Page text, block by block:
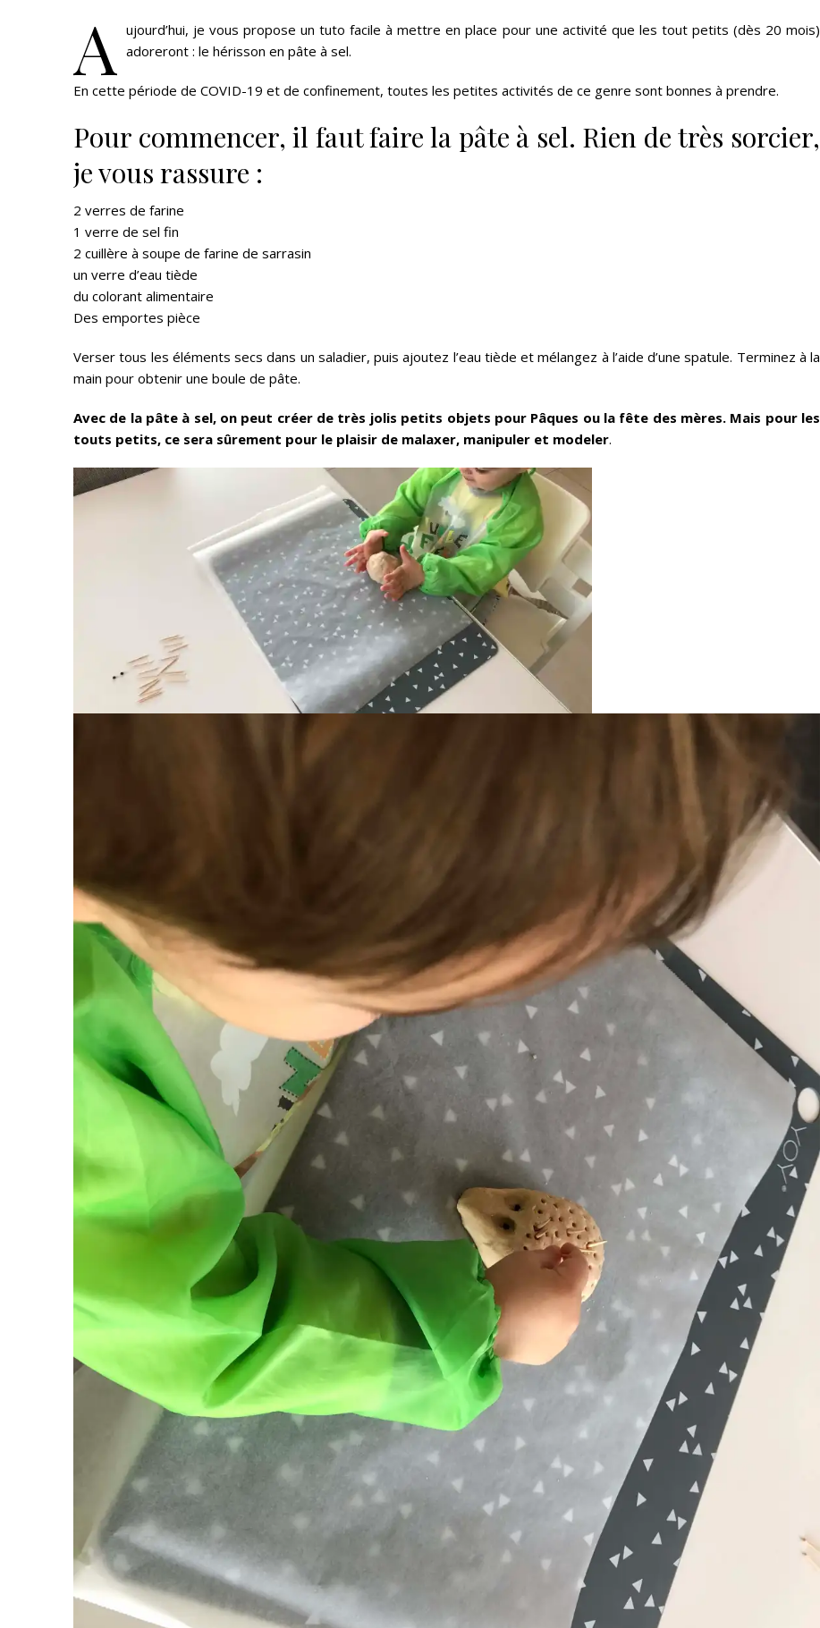
A ujourd’hui, je vous propose un tuto facile à mettre en place pour une activité que les tout petits (dès 20 mois)
adoreront : le hérisson en pâte à sel.
En cette période de COVID-19 et de confinement, toutes les petites activités de ce genre sont bonnes à prendre.
Pour commencer, il faut faire la pâte à sel. Rien de très sorcier,
je vous rassure :
2 verres de farine
1 verre de sel fin
2 cuillère à soupe de farine de sarrasin
un verre d’eau tiède
du colorant alimentaire
Des emportes pièce
Verser tous les éléments secs dans un saladier, puis ajoutez l’eau tiède et mélangez à l’aide d’une spatule. Terminez à la
main pour obtenir une boule de pâte.
Avec de la pâte à sel, on peut créer de très jolis petits objets pour Pâques ou la fête des mères. Mais pour les
touts petits, ce sera sûrement pour le plaisir de malaxer, manipuler et modeler.